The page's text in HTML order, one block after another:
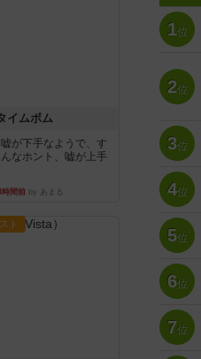
イムボム
が下手なようで、す
なホント、嘘が上手
時間前by あまる
ト
1位
2位
3位
4位
5位
6位
7位